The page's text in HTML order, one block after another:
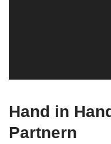
Hand in
Partnern